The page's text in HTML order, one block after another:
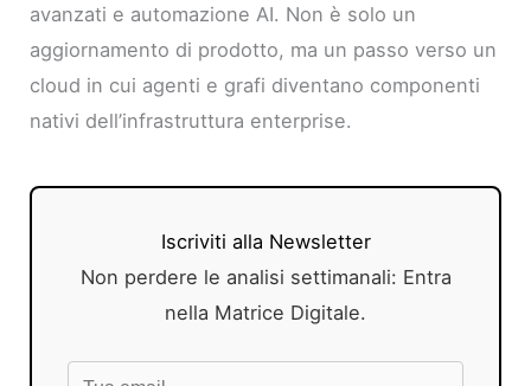
avanzati e automazione AI. Non è solo un
aggiornamento di prodotto, ma un passo verso un
cloud in cui agenti e grafi diventano componenti
nativi dell’infrastruttura enterprise.
Iscriviti alla Newsletter
Non perdere le analisi settimanali: Entra
nella Matrice Digitale.